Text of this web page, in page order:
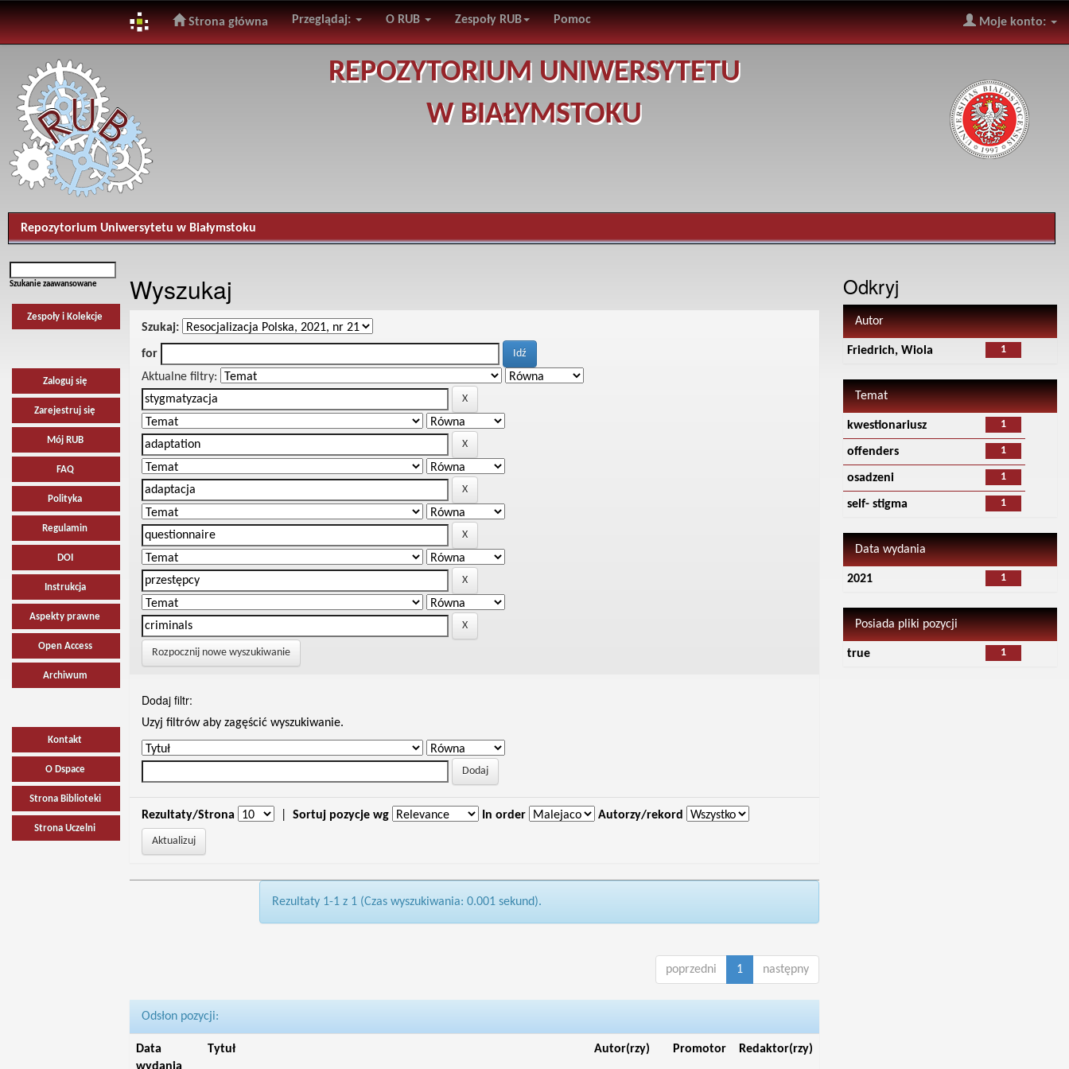
navigation
Strona główna Przeglądaj: O RUB Zespoły RUB Pomoc Moje konto:
REPOZYTORIUM UNIWERSYTETU
W BIAŁYMSTOKU
Repozytorium Uniwersytetu w Białymstoku
Szukanie zaawansowane
Zespoły i Kolekcje
Zaloguj się
Zarejestruj się
Mój RUB
FAQ
Polityka
Regulamin
DOI
Instrukcja
Aspekty prawne
Open Access
Archiwum
Kontakt
O Dspace
Strona Biblioteki
Strona Uczelni
Wyszukaj
Szukaj:
for
Aktualne filtry:
Rozpocznij nowe wyszukiwanie
Dodaj filtr:
Uzyj filtrów aby zagęścić wyszukiwanie.
Rezultaty/Strona Sortuj pozycje wg In order Autorzy/rekord
Rezultaty 1-1 z 1 (Czas wyszukiwania: 0.001 sekund).
poprzedni 1 następny
Odsłon pozycji:
Data
Tytuł Autor(rzy) Promotor Redaktor(rzy)
Odkryj
Autor
1
Friedrich, Wiola
Temat
1
kwestionariusz
1
offenders
1
osadzeni
1
self- stigma
Data wydania
1
2021
Posiada pliki pozycji
1
true